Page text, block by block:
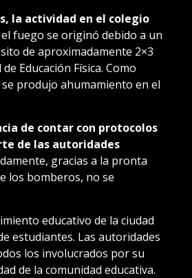
la actividad en el colegio
fuego se originó debido a un
de aproximadamente 2×3
Educación Física. Como
produjo ahumamiento en el
de contar con protocolos
de las autoridades
gracias a la pronta
los bomberos, no se
educativo de la ciudad
estudiantes. Las autoridades
los involucrados por su
de la comunidad educativa.